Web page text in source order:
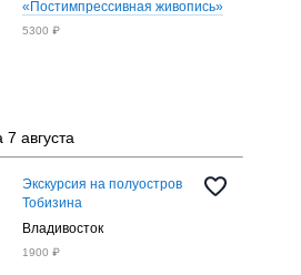
«Постимпрессивная живопись»
5300 ₽
августа
Экскурсия на полуостров
Тобизина
Владивосток
1900 ₽